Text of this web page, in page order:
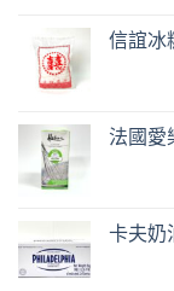
信誼冰
法國愛
卡夫奶